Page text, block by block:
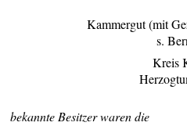
Kammergut (mit
s.
Kreis
bekannte Besitzer waren die